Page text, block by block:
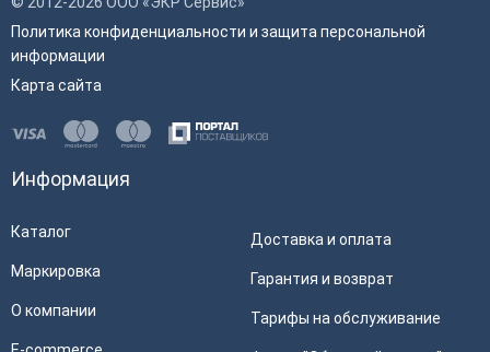
Политика конфиденциальности и защита персональной
информации
Карта сайта
Информация
Каталог
Маркировка
О компании
Доставка и оплата
Гарантия и возврат
Тарифы на обслуживание